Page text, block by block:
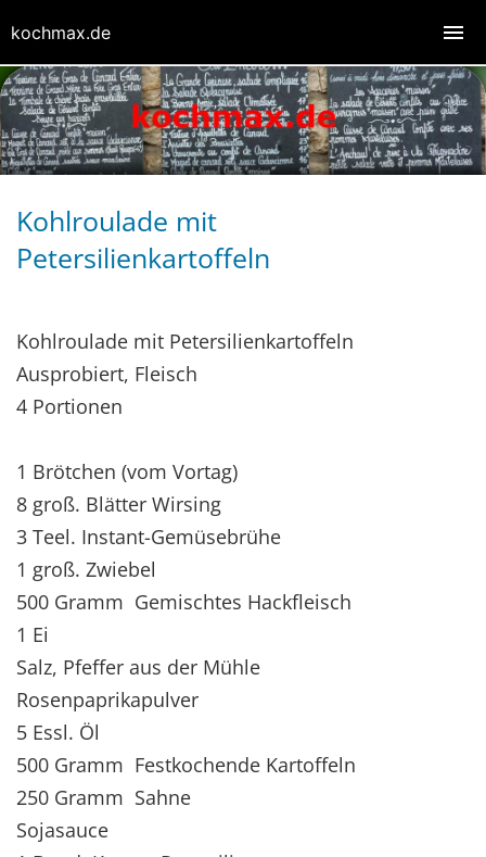
Kohlroulade mit
Petersilienkartoffeln
Kohlroulade mit Petersilienkartoffeln
Ausprobiert, Fleisch
4 Portionen
1 Brötchen (vom Vortag)
8 groß. Blätter Wirsing
3 Teel. Instant-Gemüsebrühe
1 groß. Zwiebel
500 Gramm Gemischtes Hackfleisch
1 Ei
Salz, Pfeffer aus der Mühle
Rosenpaprikapulver
5 Essl. Öl
500 Gramm Festkochende Kartoffeln
250 Gramm Sahne
Sojasauce
kochmax.de